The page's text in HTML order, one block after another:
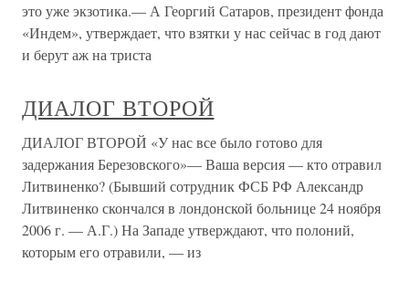
это уже экзотика.— А Георгий Сатаров, президент фонда
«Индем», утверждает, что взятки у нас сейчас в год дают
и берут аж на триста
ДИАЛОГ ВТОРОЙ
ДИАЛОГ ВТОРОЙ «У нас все было готово для
задержания Березовского»— Ваша версия — кто отравил
Литвиненко? (Бывший сотрудник ФСБ РФ Александр
Литвиненко скончался в лондонской больнице 24 ноября
2006 г. — А.Г.) На Западе утверждают, что полоний,
которым его отравили, — из